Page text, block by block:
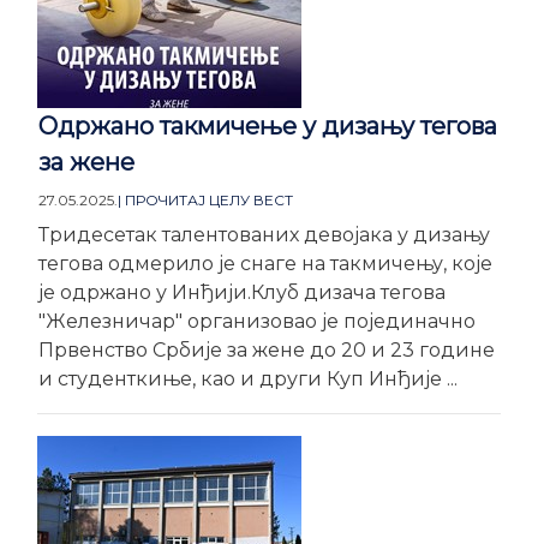
Одржано такмичење у дизању тегова
за жене
27.05.2025. | ПРОЧИТАЈ ЦЕЛУ ВЕСТ
Тридесетак талентованих девојака у дизању
тегова одмерило је снаге на такмичењу, које
је одржано у Инђији.Клуб дизача тегова
"Железничар" организовао је појединачно
Првенство Србије за жене до 20 и 23 године
и студенткиње, као и други Куп Инђије ...